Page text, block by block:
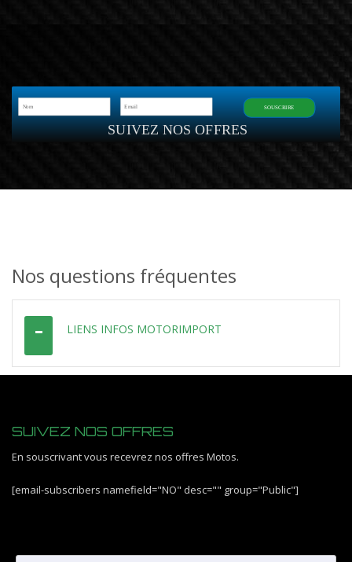
SUIVEZ NOS OFFRES
SOUSCRIRE
Nos questions fréquentes
LIENS INFOS MOTORIMPORT
SUIVEZ NOS OFFRES
En souscrivant vous recevrez nos offres Motos.
[email-subscribers namefield="NO" desc="" group="Public"]